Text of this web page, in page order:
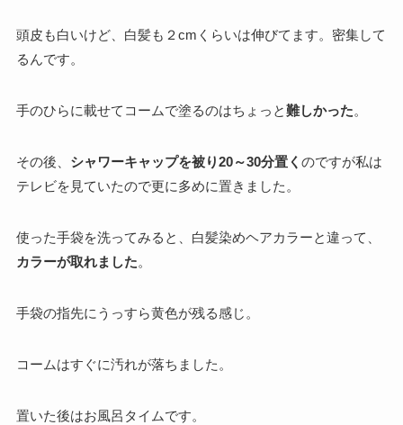
頭皮も白いけど、白髪も２cmくらいは伸びてます。密集して
るんです。
手のひらに載せてコームで塗るのはちょっと難しかった。
その後、 シャワーキャップを被り20～30分置く のですが私は
テレビを見ていたので更に多めに置きました。
使った手袋を洗ってみると、白髪染めヘアカラーと違って、
カラーが取れました。
手袋の指先にうっすら黄色が残る感じ。
コームはすぐに汚れが落ちました。
置いた後はお風呂タイムです。